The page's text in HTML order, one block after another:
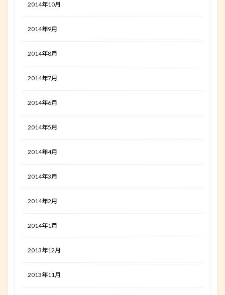
2014年10月
2014年9月
2014年8月
2014年7月
2014年6月
2014年5月
2014年4月
2014年3月
2014年2月
2014年1月
2013年12月
2013年11月